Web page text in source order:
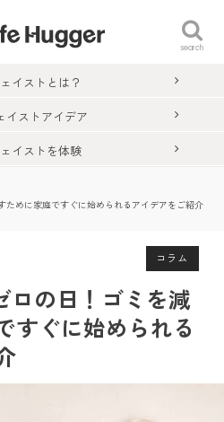
search
イストとは？
イストアイデア
イストを体験
めに家庭ですぐに始められるアイデアをご紹介
コラム
ロの日！ゴミを減
すぐに始められる